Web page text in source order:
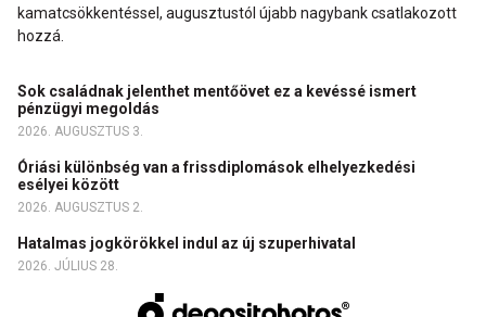
kamatcsökkentéssel, augusztustól újabb nagybank csatlakozott
hozzá.
Sok családnak jelenthet mentőövet ez a kevéssé ismert
pénzügyi megoldás
2026. AUGUSZTUS 3.
Óriási különbség van a frissdiplomások elhelyezkedési
esélyei között
2026. AUGUSZTUS 2.
Hatalmas jogkörökkel indul az új szuperhivatal
2026. JÚLIUS 28.